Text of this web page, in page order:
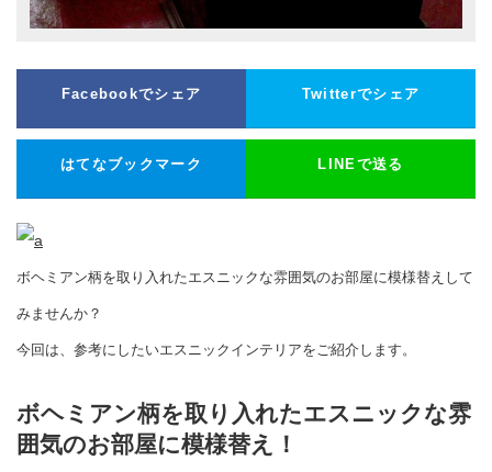
Facebookでシェア Twitterでシェア
はてなブックマーク LINEで送る
ボヘミアン柄を取り入れたエスニックな雰囲気のお部屋に模様替えして
みませんか？
今回は、参考にしたいエスニックインテリアをご紹介します。
ボヘミアン柄を取り入れたエスニックな雰
囲気のお部屋に模様替え！